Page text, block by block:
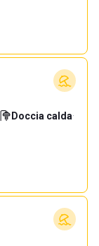
Doccia calda·